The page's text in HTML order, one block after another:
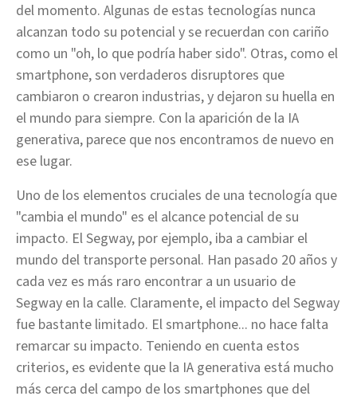
del momento. Algunas de estas tecnologías nunca
alcanzan todo su potencial y se recuerdan con cariño
como un "oh, lo que podría haber sido". Otras, como el
smartphone, son verdaderos disruptores que
cambiaron o crearon industrias, y dejaron su huella en
el mundo para siempre. Con la aparición de la IA
generativa, parece que nos encontramos de nuevo en
ese lugar.
Uno de los elementos cruciales de una tecnología que
"cambia el mundo" es el alcance potencial de su
impacto. El Segway, por ejemplo, iba a cambiar el
mundo del transporte personal. Han pasado 20 años y
cada vez es más raro encontrar a un usuario de
Segway en la calle. Claramente, el impacto del Segway
fue bastante limitado. El smartphone... no hace falta
remarcar su impacto. Teniendo en cuenta estos
criterios, es evidente que la IA generativa está mucho
más cerca del campo de los smartphones que del